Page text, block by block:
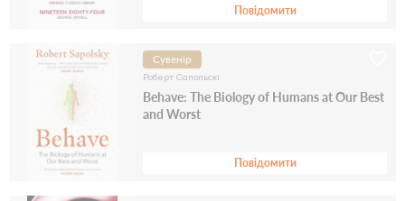
Повідомити
Сувенір
Роберт Сапольскі
Behave: The Biology of Humans at Our Best
and Worst
Повідомити